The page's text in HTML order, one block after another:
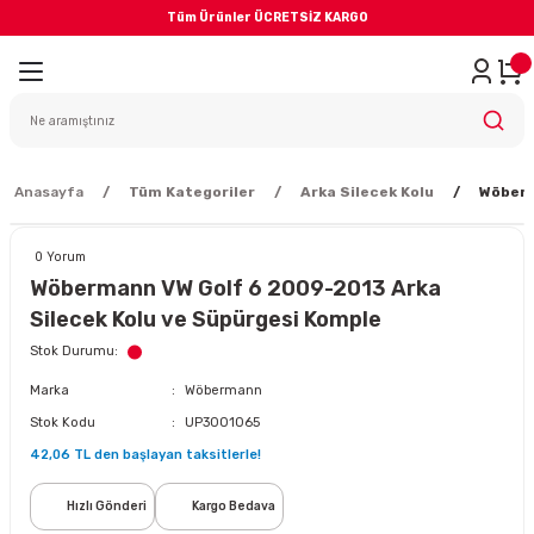
Tüm Ürünler ÜCRETSİZ KARGO
Geri Dön
Sistemi
Anasayfa Tüm Kategoriler Arka Silecek Kolu
0 Yorum
Wöbermann VW Golf 6 2009-2013 Arka
Silecek Kolu ve Süpürgesi Komple
Stok Durumu
Marka Wöbermann
Stok Kodu UP3001065
42,06 TL den başlayan taksitlerle!
Hızlı Gönderi Kargo Bedava